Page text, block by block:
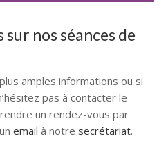
nos séances de
amples informations ou si
pas à contacter le
un rendez-vous par
email à notre secrétariat.